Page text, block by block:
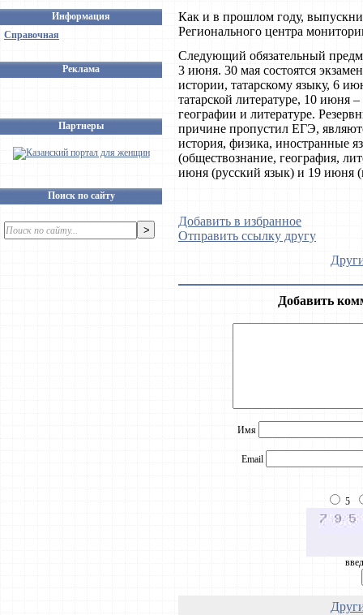
Информация
Справочная
Реклама
Партнеры
Поиск по сайту
Как и в прошлом году,
Регионального центра
Следующий обязательный
3 июня. 30 мая состоятся
истории, татарскому языку, 6
татарской литературе, 10
географии и литературе.
причине пропустил ЕГЭ,
история, физика, иностранные
(обществознание, география,
июня (русский язык) и 19 июня
Добавить в избранное
Отправить ссылку другу
Добавить
Имя
Email
5